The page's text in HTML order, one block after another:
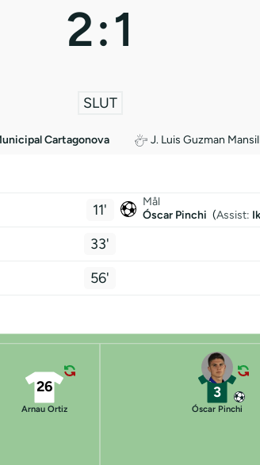
2:1
SLUT
Cartagonova J. Luis Guzman
11'
Mål
Óscar Pinchi (Assist:
33'
56'
26
Arnau Ortiz
3
Óscar Pinchi